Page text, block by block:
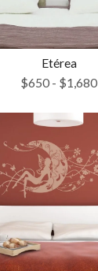
Etérea
$650 - $1,680